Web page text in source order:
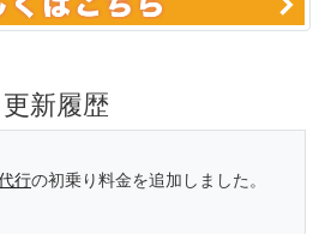
更新履歴
行の初乗り料金を追加しました。